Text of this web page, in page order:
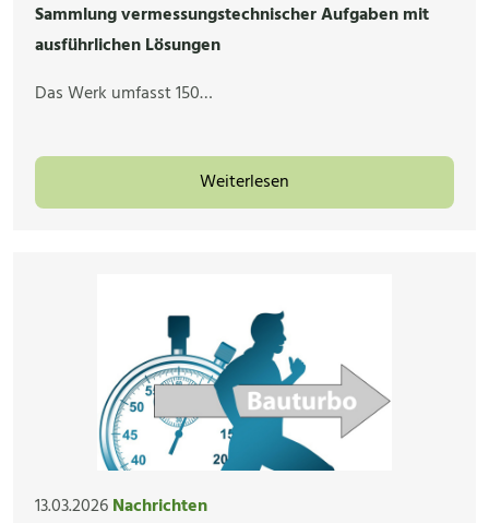
Sammlung vermessungstechnischer Aufgaben mit
ausführlichen Lösungen
Das Werk umfasst 150…
Weiterlesen
13.03.2026Nachrichten